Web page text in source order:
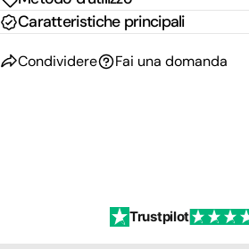
Caratteristiche principali
Condividere Fai una domanda
Trustpilot